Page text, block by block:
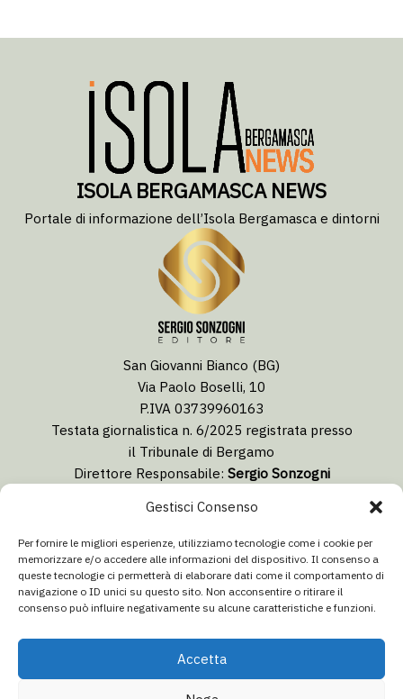
Gestisci Consenso
Per fornire le migliori esperienze, utilizziamo tecnologie come i cookie per
memorizzare e/o accedere alle informazioni del dispositivo. Il consenso a
queste tecnologie ci permetterà di elaborare dati come il comportamento di
navigazione o ID unici su questo sito. Non acconsentire o ritirare il
consenso può influire negativamente su alcune caratteristiche e funzioni.
Accetta
ISOLA BERGAMASCA NEWS
Portale di informazione dell’Isola Bergamasca e dintorni
San Giovanni Bianco (BG)
Via Paolo Boselli, 10
P.IVA 03739960163
Testata giornalistica n. 6/2025 registrata presso
il Tribunale di Bergamo
Direttore Responsabile: Sergio Sonzogni
redazione@isolabergamascanews.it
info@italiacommunication.com
Telefono: 0345 41834